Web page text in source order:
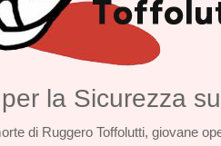
la Sicurezza
di Ruggero Toffolutti, giovane